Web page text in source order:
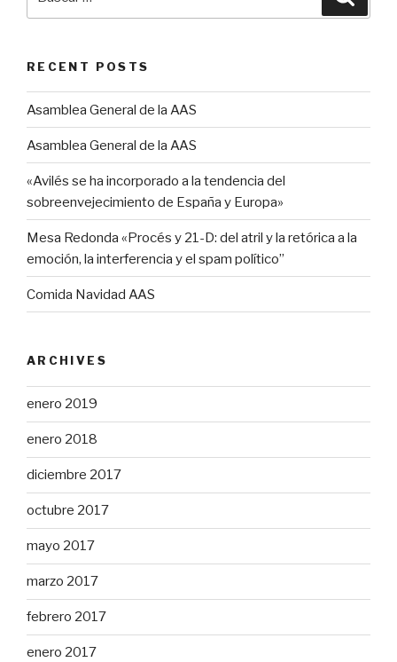
RECENT POSTS
Asamblea General de la AAS
Asamblea General de la AAS
«Avilés se ha incorporado a la tendencia del
sobreenvejecimiento de España y Europa»
Mesa Redonda «Procés y 21-D: del atril y la retórica a la
emoción, la interferencia y el spam político”
Comida Navidad AAS
ARCHIVES
enero 2019
enero 2018
diciembre 2017
octubre 2017
mayo 2017
marzo 2017
febrero 2017
enero 2017